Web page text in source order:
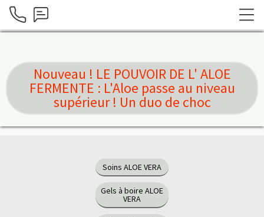
Nouveau ! LE POUVOIR DE L' ALOE
FERMENTE : L'Aloe passe au niveau
supérieur ! Un duo de choc
Soins ALOE VERA
Gels à boire ALOE
VERA